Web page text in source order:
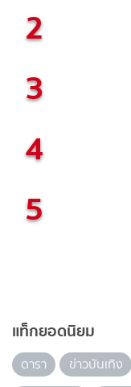
2
3
4
5
แท็กยอดนิยม
ดารา ข่าวบันเทิง